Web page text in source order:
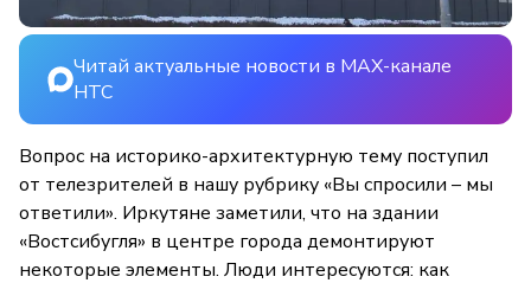
Читай актуальные новости в MAX-канале
НТС
Вопрос на историко-архитектурную тему поступил
от телезрителей в нашу рубрику «Вы спросили – мы
ответили». Иркутяне заметили, что на здании
«Востсибугля» в центре города демонтируют
некоторые элементы. Люди интересуются: как